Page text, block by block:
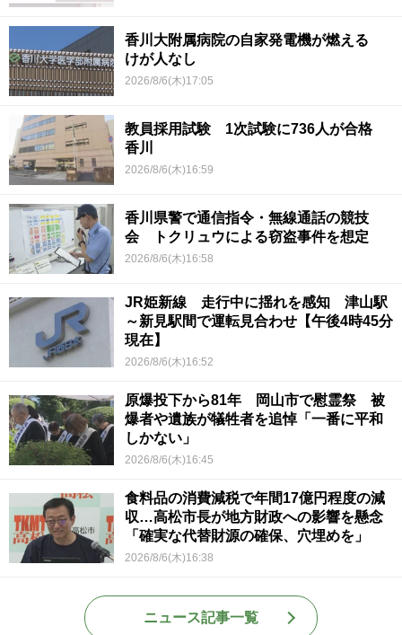
香川大附属病院の自家発電機が燃える
けが人なし
2026/8/6(木)17:05
教員採用試験 1次試験に736人が合格
香川
2026/8/6(木)16:59
香川県警で通信指令・無線通話の競技
会 トクリュウによる窃盗事件を想定
2026/8/6(木)16:58
JR姫新線 走行中に揺れを感知 津山駅
～新見駅間で運転見合わせ【午後4時45分
現在】
2026/8/6(木)16:52
原爆投下から81年 岡山市で慰霊祭 被
爆者や遺族が犠牲者を追悼「一番に平和
しかない」
2026/8/6(木)16:45
食料品の消費減税で年間17億円程度の減
収…高松市長が地方財政への影響を懸念
「確実な代替財源の確保、穴埋めを」
2026/8/6(木)16:38
ニュース記事一覧